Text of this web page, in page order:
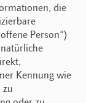
die
Person“)
Kennung wie
zu